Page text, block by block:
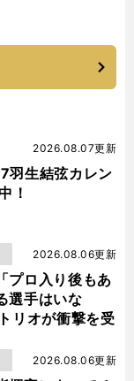
生結弦カレン
！
2026.08.07更新
プロ入り後もあ
選手はいな
リオが衝撃を受
2026.08.06更新
2026.08.06更新